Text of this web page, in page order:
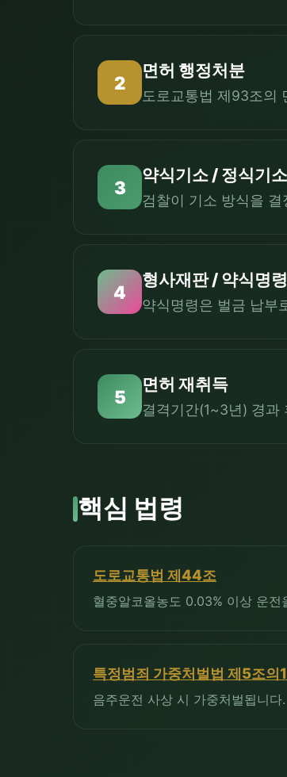
2
면허 행정처분
도로교통법 제93조의
3
약식기소 / 정식기소
검찰이 기소 방식을 결
4
형사재판 / 약식명령
약식명령은 벌금 납부
5
면허 재취득
결격기간(1~3년) 경과
핵심 법령
도로교통법 제44조
혈중알코올농도 0.03% 이상 운전
특정범죄 가중처벌법 제5조의
음주운전 사상 시 가중처벌됩니다.